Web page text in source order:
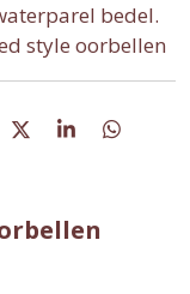
bedel.
style oorbellen
D
S
e
D